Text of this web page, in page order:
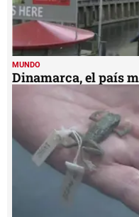
MUNDO
Dinamarca, el país